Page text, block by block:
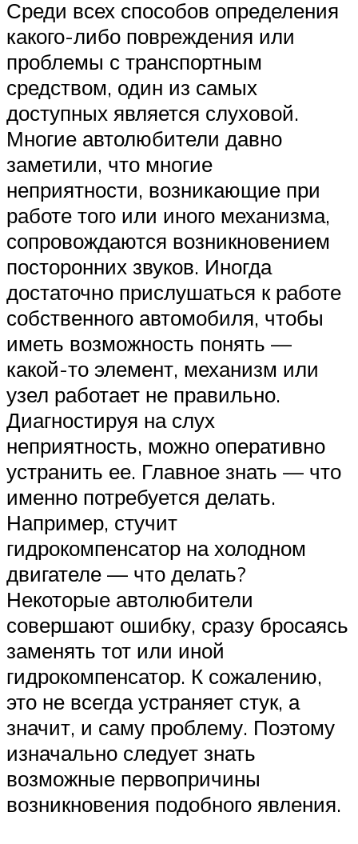
Меню
Среди всех способов определения
какого-либо повреждения или
проблемы с транспортным
средством, один из самых
доступных является слуховой.
Многие автолюбители давно
заметили, что многие
неприятности, возникающие при
работе того или иного механизма,
сопровождаются возникновением
посторонних звуков. Иногда
достаточно прислушаться к работе
собственного автомобиля, чтобы
иметь возможность понять —
какой-то элемент, механизм или
узел работает не правильно.
Диагностируя на слух
неприятность, можно оперативно
устранить ее. Главное знать — что
именно потребуется делать.
Например, стучит
гидрокомпенсатор на холодном
двигателе — что делать?
Некоторые автолюбители
совершают ошибку, сразу бросаясь
заменять тот или иной
гидрокомпенсатор. К сожалению,
это не всегда устраняет стук, а
значит, и саму проблему. Поэтому
изначально следует знать
возможные первопричины
возникновения подобного явления.